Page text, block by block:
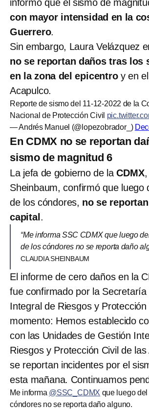
informó que el sismo de
con mayor intensidad en la
Guerrero.
Sin embargo, Laura Velázquez
no se reportan daños tras los
en la zona del epicentroy en
Acapulco.
Reporte de sismo del 11-12-2022 de la
Nacional de Protección Civil
— Andrés Manuel (@lopezobrador_)
En CDMX no se reportan
sismo de magnitud 6
La jefa de gobierno de laCDMX,
Sheinbaum, confirmó que luego
de los cóndores, no se
capital .
“Me informa SSC CDMX que luego
de los cóndores no se reporta daño
CLAUDIA SHEINBAUM
El informe de cero daños en la
fue confirmado por la Secretaría
Integral de Riesgos y Protección
momento: Hemos establecido
con las Unidades de Gestión
Riesgos y Protección Civil de
se reportan incidentes por el
esta mañana. Continuamos
Me informa @SSC_CDMX que luego
cóndores no se reporta daño alguno.